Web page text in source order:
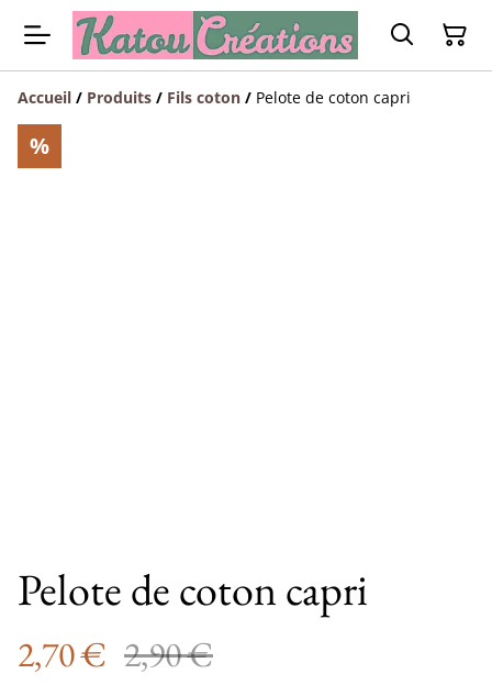
Accueil / Produits / Fils coton / Pelote de coton capri
%
Pelote de coton capri
2,70 € 2,90 €